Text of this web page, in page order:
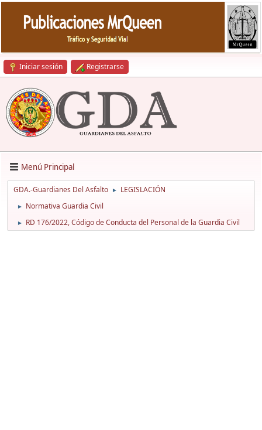
Iniciar sesión Registrarse
Menú Principal
GDA.-Guardianes Del Asfalto ► LEGISLACIÓN
► Normativa Guardia Civil
► RD 176/2022, Código de Conducta del Personal de la Guardia Civil